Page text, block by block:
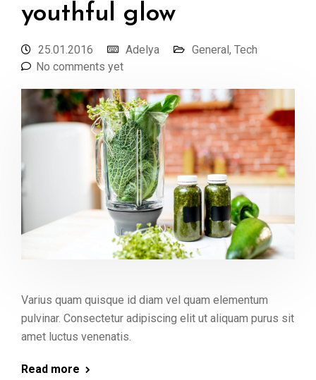
youthful glow
25.01.2016 Adelya General, Tech
No comments yet
Varius quam quisque id diam vel quam elementum
pulvinar. Consectetur adipiscing elit ut aliquam purus sit
amet luctus venenatis.
Read more